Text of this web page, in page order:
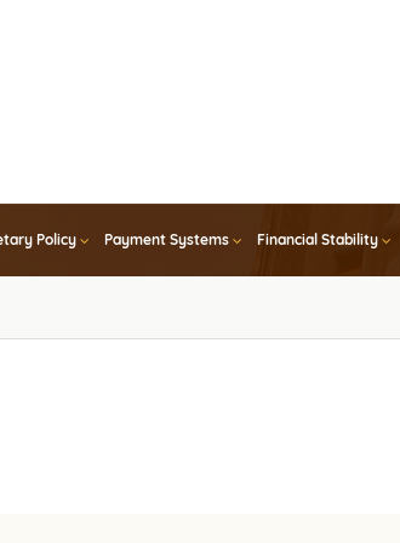
Policy Payment Systems Financial Stability